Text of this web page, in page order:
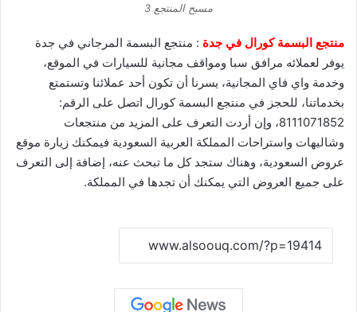
مسبح المنتجع 3
منتجع البسمة كورال في جدة : منتجع البسمة المرجاني في جدة
يوفر لعملائه مرافق سبا ومواقف مجانية للسيارات في الموقع،
وخدمة واي فاي المجانية، يسرنا أن تكون أحد عملائنا وتستمتع
بخدماتنا، للحجز في منتجع البسمة كورال اتصل على الرقم:
8111071852، وإن أردت التعرف على المزيد من منتجعات
وشاليهات واستراحات المملكة العربية السعودية فيمكنك زيارة موقع
عروض السعودية، وهناك ستجد كل ما تبحث عنه، إضافة إلى التعرف
على جميع العروض التي يمكنك أن تجدها في المملكة.